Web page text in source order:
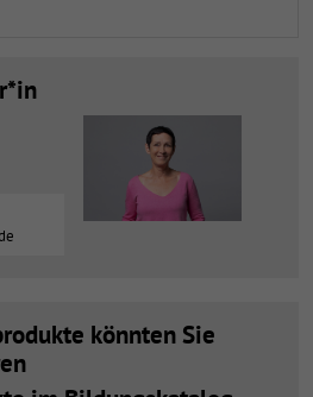
könnten Sie